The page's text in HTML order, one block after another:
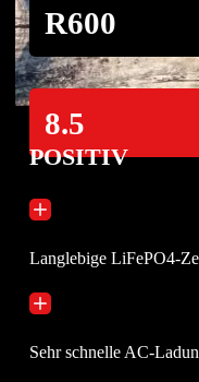
R600
8.5
POSITIV
Langlebige LiFePO4-
Sehr schnelle AC-